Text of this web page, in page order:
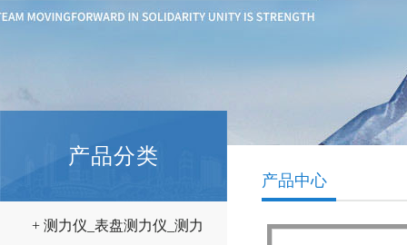
产品分类
+ 测力仪_表盘测力仪_测力
产品中心